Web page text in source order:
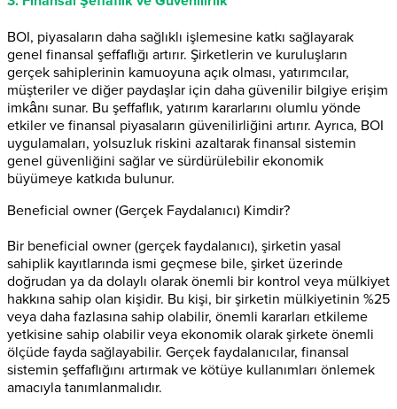
BOI, piyasaların daha sağlıklı işlemesine katkı sağlayarak
genel finansal şeffaflığı artırır. Şirketlerin ve kuruluşların
gerçek sahiplerinin kamuoyuna açık olması, yatırımcılar,
müşteriler ve diğer paydaşlar için daha güvenilir bilgiye erişim
imkânı sunar. Bu şeffaflık, yatırım kararlarını olumlu yönde
etkiler ve finansal piyasaların güvenilirliğini artırır. Ayrıca, BOI
uygulamaları, yolsuzluk riskini azaltarak finansal sistemin
genel güvenliğini sağlar ve sürdürülebilir ekonomik
büyümeye katkıda bulunur.
Beneficial owner (Gerçek Faydalanıcı) Kimdir?
Bir beneficial owner (gerçek faydalanıcı), şirketin yasal
sahiplik kayıtlarında ismi geçmese bile, şirket üzerinde
doğrudan ya da dolaylı olarak önemli bir kontrol veya mülkiyet
hakkına sahip olan kişidir. Bu kişi, bir şirketin mülkiyetinin %25
veya daha fazlasına sahip olabilir, önemli kararları etkileme
yetkisine sahip olabilir veya ekonomik olarak şirkete önemli
ölçüde fayda sağlayabilir. Gerçek faydalanıcılar, finansal
sistemin şeffaflığını artırmak ve kötüye kullanımları önlemek
amacıyla tanımlanmalıdır.